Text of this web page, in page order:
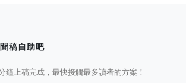
稿自助吧
鐘上稿完成，最快接觸最多讀者的方案！